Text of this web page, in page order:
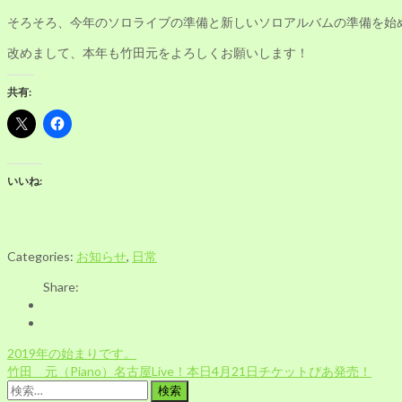
そろそろ、今年のソロライブの準備と新しいソロアルバムの準備を始
改めまして、本年も竹田元をよろしくお願いします！
共有:
いいね:
Categories: お知らせ, 日常
Share:
投
稿
ナ
2019年の始まりです。
竹田 元（Piano）名古屋Live！本日4月21日チケットぴあ発売！
検